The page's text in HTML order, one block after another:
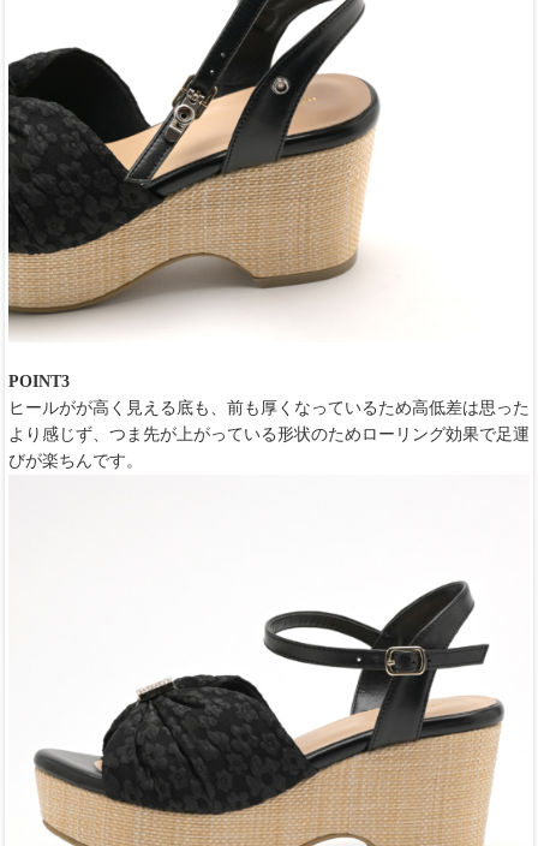
POINT3
ヒールがが高く見える底も、前も厚くなっているため高低差は思った
より感じず、つま先が上がっている形状のためローリング効果で足運
びが楽ちんです。